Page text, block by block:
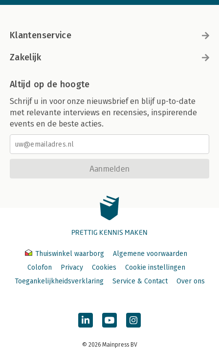
Klantenservice
Zakelijk
Altijd op de hoogte
Schrijf u in voor onze nieuwsbrief en blijf up-to-date
met relevante interviews en recensies, inspirerende
events en de beste acties.
Aanmelden
PRETTIG KENNIS MAKEN
Thuiswinkel waarborg
Algemene voorwaarden
Colofon
Privacy Cookies
Cookie instellingen
Toegankelijkheidsverklaring
Service & Contact Over ons
© 2026 Mainpress BV